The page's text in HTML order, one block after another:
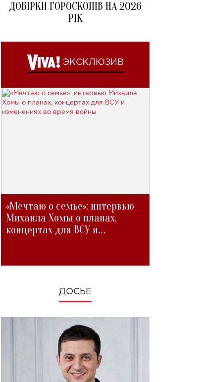
ДОБІРКИ ГОРОСКОПІВ НА 2026
РІК
ЭКСКЛЮЗИВ
«Мечтаю о семье»: интервью
Михаила Хомы о планах,
концертах для ВСУ и
ДОСЬЕ